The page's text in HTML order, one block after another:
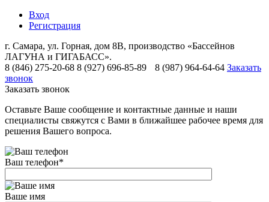
Вход
Регистрация
г. Самара, ул. Горная, дом 8В, производство «Бассейнов
ЛАГУНА и ГИГАБАСС».
8 (846) 275-20-68 8 (927) 696-85-89 8 (987) 964-64-64 Заказать
звонок
Заказать звонок
Оставьте Ваше сообщение и контактные данные и наши
специалисты свяжутся с Вами в ближайшее рабочее время для
решения Вашего вопроса.
Ваш телефон*
Ваше имя